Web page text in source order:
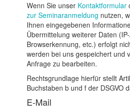
Wenn Sie unser Kontaktformular
zur Seminaranmeldung nutzen,
Ihnen eingegebenen
Übermittelung weiterer Daten
Browserkennung, etc.) erfolgt
werden bei uns gespeichert und
Anfrage zu bearbeiten.
Rechtsgrundlage hierfür stellt
Buchstaben b und f der DSGVO
E-Mail